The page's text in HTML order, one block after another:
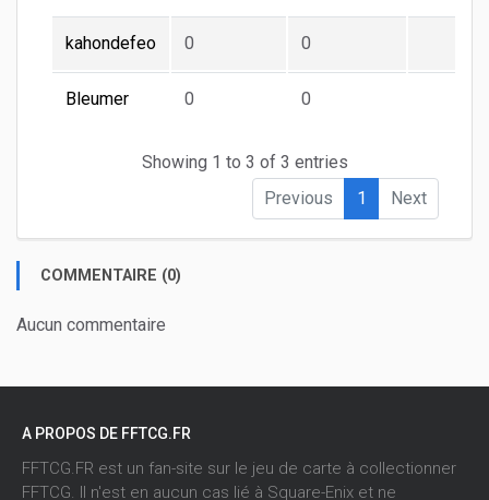
kahondefeo 0 0
Bleumer 0 0
Showing 1 to 3 of 3 entries
Previous
1 Next
COMMENTAIRE (0)
Aucun commentaire
A PROPOS DE FFTCG.FR
FFTCG.FR est un fan-site sur le jeu de carte à collectionner
FFTCG. Il n'est en aucun cas lié à Square-Enix et ne